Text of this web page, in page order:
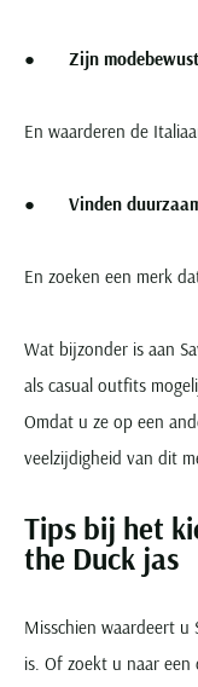
● Zijn modebewust
En waarderen de
● Vinden
En zoeken een merk
Wat bijzonder is aan
als casual outfits
Omdat u ze op een
veelzijdigheid van dit
Tips bij het
the Duck jas
Misschien waardeert u
is. Of zoekt u naar